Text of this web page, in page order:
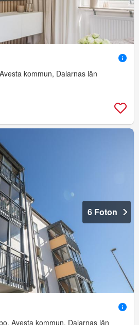
kommun, Dalarnas län
6 Foton
Avesta kommun, Dalarnas län